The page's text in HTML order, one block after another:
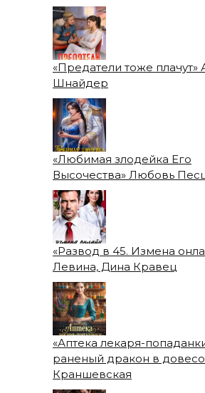
«Предатели тоже плачут»
Шнайдер
«Любимая злодейка Его
Высочества» Любовь
«Развод в 45. Измена
Левина, Дина Кравец
«Аптека лекаря-
раненый дракон в
Краншевская